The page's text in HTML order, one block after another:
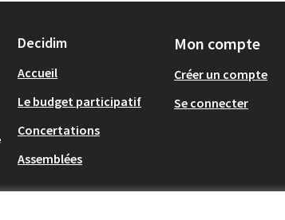
Decidim
Accueil
Le budget participatif
Concertations
Assemblées
Mon compte
Créer un compte
Se connecter